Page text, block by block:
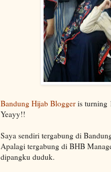
Bandung Hijab Blogger is turning
Yeayy!!
Saya sendiri tergabung di
Apalagi tergabung di BHB
dipangku duduk.